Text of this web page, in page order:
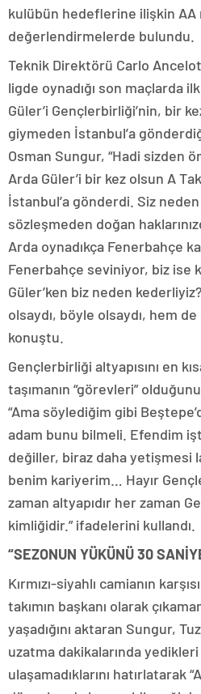
kulübün hedeflerine ilişkin AA
değerlendirmelerde bulundu.
Teknik Direktörü Carlo
ligde oynadığı son maçlarda
Güler’i Gençlerbirliği’nin, bir
giymeden İstanbul’a
Osman Sungur, “Hadi sizden
Arda Güler’i bir kez olsun A
İstanbul’a gönderdi. Siz
sözleşmeden doğan
Arda oynadıkça Fenerbahçe
Fenerbahçe seviniyor, biz ise
Güler’ken biz neden
olsaydı, böyle olsaydı, hem
konuştu.
Gençlerbirliği altyapısını en
taşımanın “görevleri”
“Ama söylediğim gibi
adam bunu bilmeli. Efendim
değiller, biraz daha yetişmesi
benim kariyerim… Hayır
zaman altyapıdır her zaman
kimliğidir.” ifadelerini kullandı.
“SEZONUN YÜKÜNÜ 30
Kırmızı-siyahlı camianın
takımın başkanı olarak
yaşadığını aktaran Sungur,
uzatma dakikalarında
ulaşamadıklarını hatırlatarak